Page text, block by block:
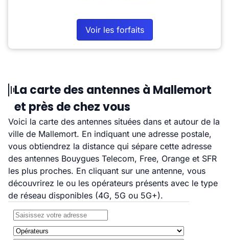
Voir les forfaits
La carte des antennes à Mallemort
et près de chez vous
Voici la carte des antennes situées dans et autour de la
ville de Mallemort. En indiquant une adresse postale,
vous obtiendrez la distance qui sépare cette adresse
des antennes Bouygues Telecom, Free, Orange et SFR
les plus proches. En cliquant sur une antenne, vous
découvrirez le ou les opérateurs présents avec le type
de réseau disponibles (4G, 5G ou 5G+).